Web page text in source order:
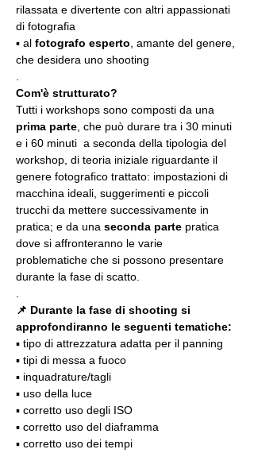
rilassata e divertente con altri appassionati
di fotografia
▪️ al fotografo esperto , amante del genere,
che desidera uno shooting
Com'è strutturato?
Tutti i workshops sono composti da una
prima parte , che può durare tra i 30 minuti
e i 60 minuti  a seconda della tipologia del
workshop, di teoria iniziale riguardante il
genere fotografico trattato: impostazioni di
macchina ideali, suggerimenti e piccoli
trucchi da mettere successivamente in
pratica; e da una seconda parte pratica
dove si affronteranno le varie
problematiche che si possono presentare
durante la fase di scatto.
📌 Durante la fase di shooting si
approfondiranno le seguenti tematiche:
▪️ tipo di attrezzatura adatta per il panning
▪️ tipi di messa a fuoco
▪️ inquadrature/tagli
▪️ uso della luce
▪️ corretto uso degli ISO
▪️ corretto uso del diaframma
▪️ corretto uso dei tempi